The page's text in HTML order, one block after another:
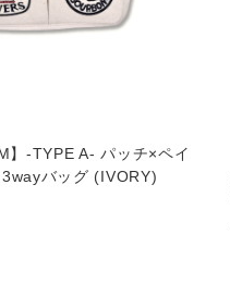
】-TYPE A- パッチ×ペイ
3wayバッグ (IVORY)